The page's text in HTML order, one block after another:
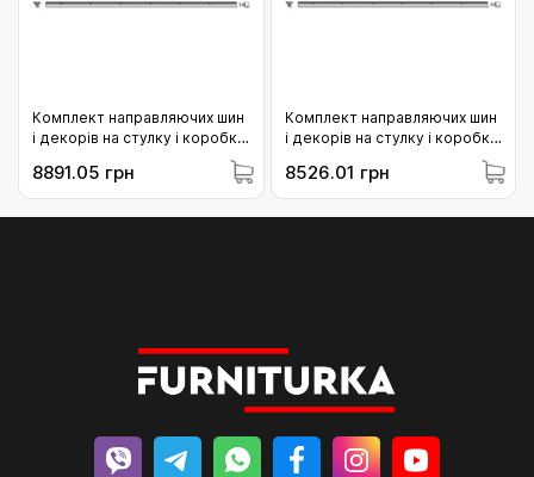
Комплект направляючих шин
і декорів на стулку і коробку
MACO SKBS/SE/Z/PAS L=2.230
FFB 901-1050 бронзовий
(466071)
8891.05 грн
Комплект направляючих шин
і декорів на стулку і коробку
L=2.630 FFB 1051-1250 срібло
(466054)
8526.01 грн